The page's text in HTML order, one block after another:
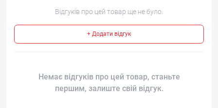
Відгуків про цей товар ще не було.
+ Додати відгук
Немає відгуків про цей товар, станьте
першим, залиште свій відгук.